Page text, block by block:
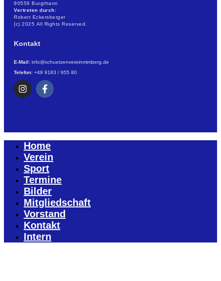
90559 Burgthann
Vertreten durch:
Robert Eckersberger
(c) 2025 All Rights Reserved.
Kontakt
E-Mail: info@schuetzenvereinmimberg.de
Telefon: +49 9183 / 955 80
Home
Verein
Sport
Termine
Bilder
Mitgliedschaft
Vorstand
Kontakt
Intern